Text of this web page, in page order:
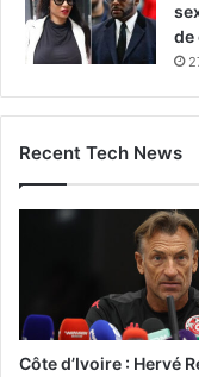
de
Recent Tech News
Côte d’Ivoire : Hervé